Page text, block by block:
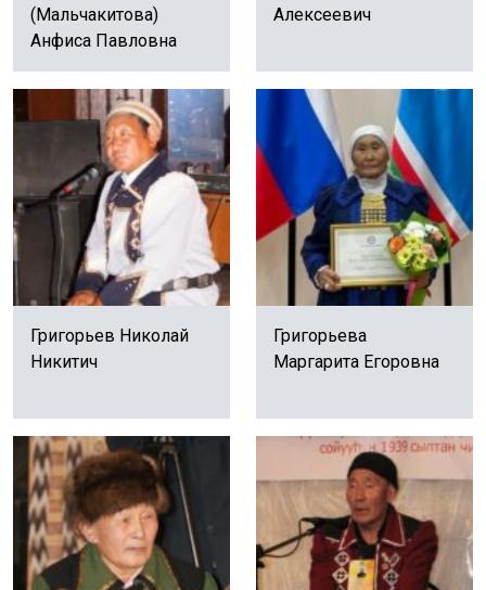
(Мальчакитова)
Анфиса Павловна
Алексеевич
Григорьев Николай
Никитич
Григорьева
Маргарита Егоровна